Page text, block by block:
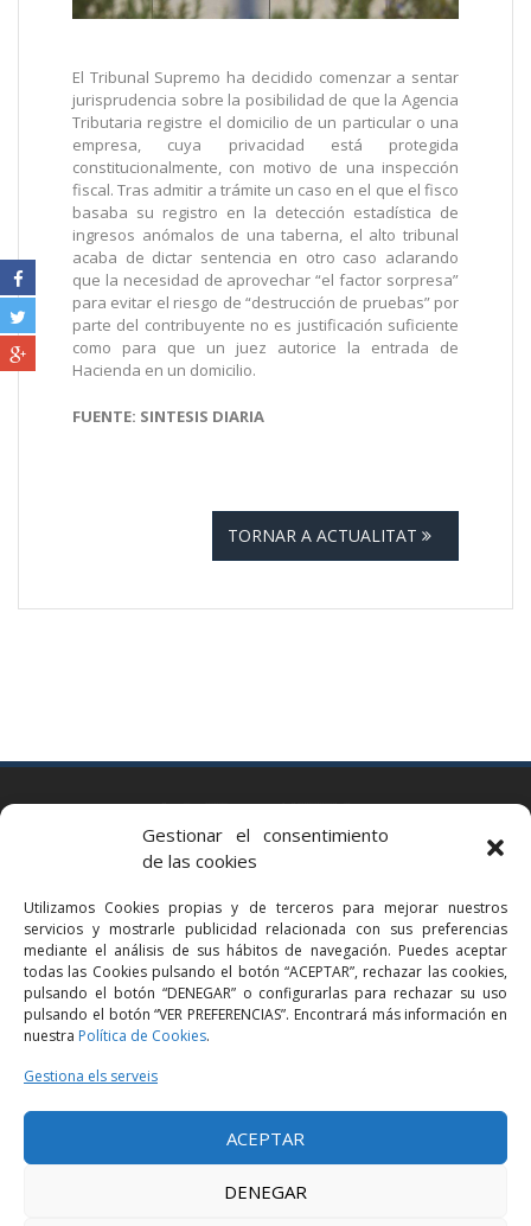
Gestionar el consentimiento
de las cookies
Utilizamos Cookies propias y de terceros para mejorar nuestros
servicios y mostrarle publicidad relacionada con sus preferencias
mediante el análisis de sus hábitos de navegación. Puedes aceptar
todas las Cookies pulsando el botón “ACEPTAR”, rechazar las cookies,
pulsando el botón “DENEGAR” o configurarlas para rechazar su uso
pulsando el botón “VER PREFERENCIAS”. Encontrará más información en
nuestra Política de Cookies.
Gestiona els serveis
ACEPTAR
DENEGAR
El Tribunal Supremo ha decidido comenzar a sentar
jurisprudencia sobre la posibilidad de que la Agencia
Tributaria registre el domicilio de un particular o una
empresa, cuya privacidad está protegida
constitucionalmente, con motivo de una inspección
fiscal. Tras admitir a trámite un caso en el que el fisco
basaba su registro en la detección estadística de
ingresos anómalos de una taberna, el alto tribunal
acaba de dictar sentencia en otro caso aclarando
que la necesidad de aprovechar “el factor sorpresa”
para evitar el riesgo de “destrucción de pruebas” por
parte del contribuyente no es justificación suficiente
como para que un juez autorice la entrada de
Hacienda en un domicilio.
FUENTE: SINTESIS DIARIA
TORNAR A ACTUALITAT
Via Augusta 2 bis, 3º, 08006 Barcelona
bcn@bellavistalegal.eu
GRANOLLERS
C/ Sant Jaume, 16 1r, 08401 Granollers (Bcn)
+34 93 860 39 60
grn@bellavistalegal.eu
MADRID
C/ Serrano 114, 2º izq. 28006 Madrid.
+34 91 431 98 21 | +34 91 431 98 95
mad@bellavistalegal.eu